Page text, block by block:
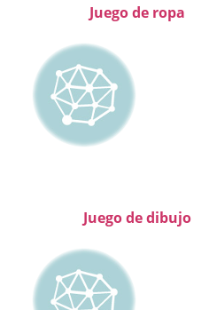
Juego de ropa
Juego de dibujo